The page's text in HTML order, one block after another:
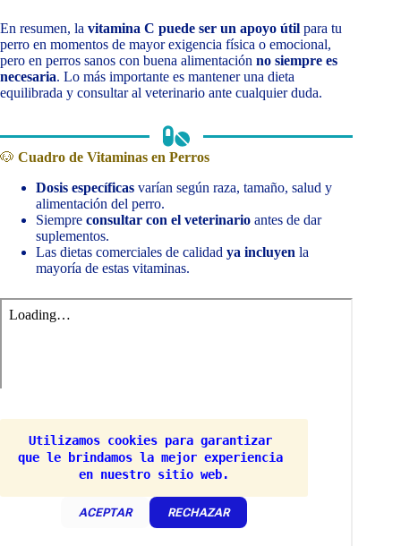
Utilizamos cookies para garantizar
que le brindamos la mejor experiencia
en nuestro sitio web.
ACEPTAR RECHAZAR
En resumen, la vitamina C puede ser un apoyo útil para tu
perro en momentos de mayor exigencia física o emocional,
pero en perros sanos con buena alimentación no siempre es
necesaria. Lo más importante es mantener una dieta
equilibrada y consultar al veterinario ante cualquier duda.
🐶 Cuadro de Vitaminas en Perros
Dosis específicas varían según raza, tamaño, salud y
alimentación del perro.
Siempre consultar con el veterinario antes de dar
suplementos.
Las dietas comerciales de calidad ya incluyen la
mayoría de estas vitaminas.